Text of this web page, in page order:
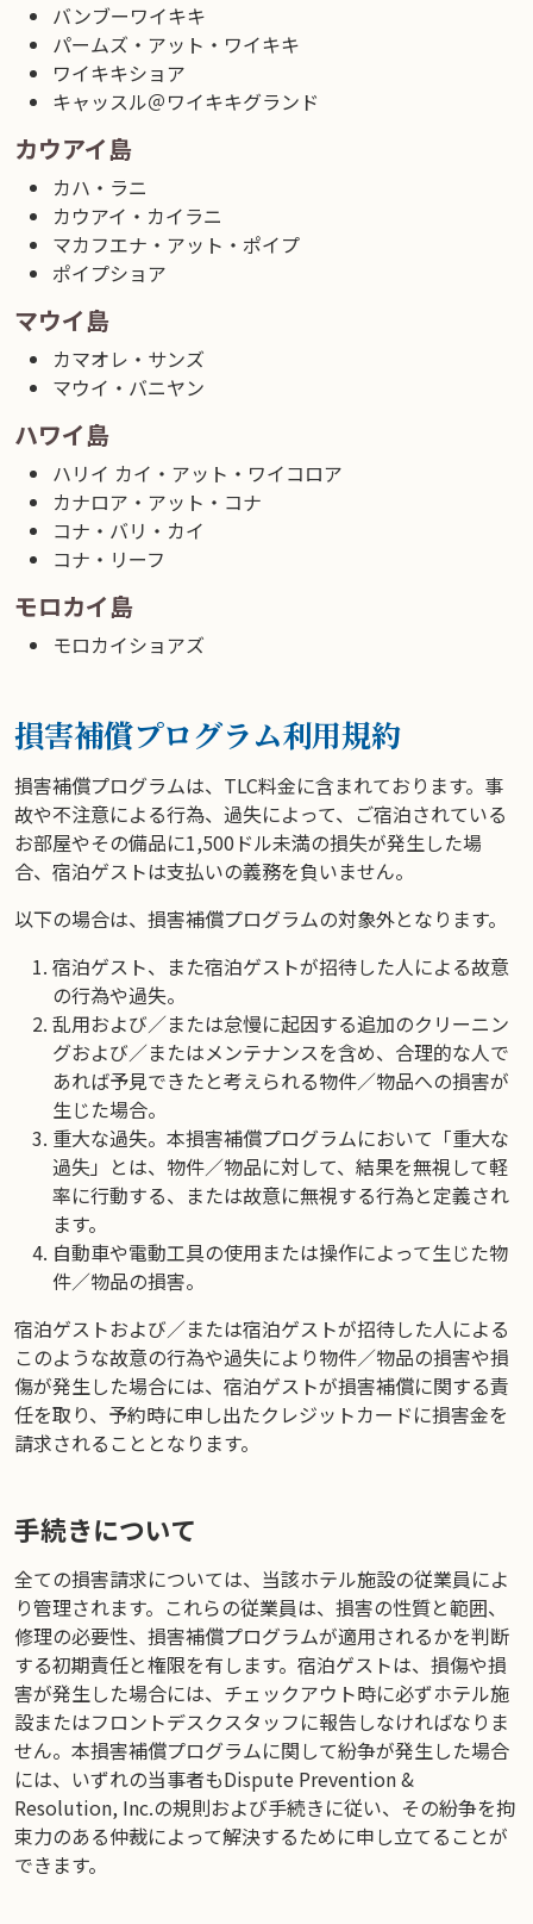
バンブーワイキキ
パームズ・アット・ワイキキ
ワイキキショア
キャッスル＠ワイキキグランド
カウアイ島
カハ・ラニ
カウアイ・カイラニ
マカフエナ・アット・ポイプ
ポイプショア
マウイ島
カマオレ・サンズ
マウイ・バニヤン
ハワイ島
ハリイ カイ・アット・ワイコロア
カナロア・アット・コナ
コナ・バリ・カイ
コナ・リーフ
モロカイ島
モロカイショアズ
損害補償プログラム利用規約
損害補償プログラムは、TLC料金に含まれております。事
故や不注意による行為、過失によって、ご宿泊されている
お部屋やその備品に1,500ドル未満の損失が発生した場
合、宿泊ゲストは支払いの義務を負いません。
以下の場合は、損害補償プログラムの対象外となります。
宿泊ゲスト、また宿泊ゲストが招待した人による故意
の行為や過失。
乱用および／または怠慢に起因する追加のクリーニン
グおよび／またはメンテナンスを含め、合理的な人で
あれば予見できたと考えられる物件／物品への損害が
生じた場合。
重大な過失。本損害補償プログラムにおいて「重大な
過失」とは、物件／物品に対して、結果を無視して軽
率に行動する、または故意に無視する行為と定義され
ます。
自動車や電動工具の使用または操作によって生じた物
件／物品の損害。
宿泊ゲストおよび／または宿泊ゲストが招待した人による
このような故意の行為や過失により物件／物品の損害や損
傷が発生した場合には、宿泊ゲストが損害補償に関する責
任を取り、予約時に申し出たクレジットカードに損害金を
請求されることとなります。
手続きについて
全ての損害請求については、当該ホテル施設の従業員によ
り管理されます。これらの従業員は、損害の性質と範囲、
修理の必要性、損害補償プログラムが適用されるかを判断
する初期責任と権限を有します。宿泊ゲストは、損傷や損
害が発生した場合には、チェックアウト時に必ずホテル施
設またはフロントデスクスタッフに報告しなければなりま
せん。本損害補償プログラムに関して紛争が発生した場合
には、いずれの当事者もDispute Prevention &
Resolution, Inc.の規則および手続きに従い、その紛争を拘
束力のある仲裁によって解決するために申し立てることが
できます。